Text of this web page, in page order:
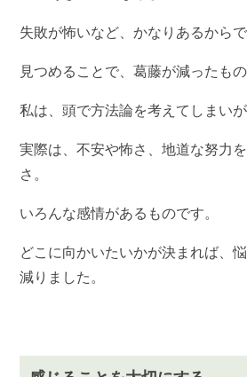
失敗が怖いなど、かなりあるからで
見つめることで、葛藤が減ったも
私は、頭で方法論を考えてしまいが
実際は、不安や怖さ、地道な努力
さ。
いろんな感情があるものです。
どこに向かいたいかが決まれば、
減りました。